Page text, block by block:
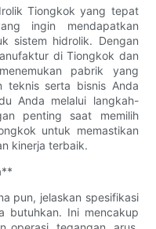
Tiongkok yang tepat
ingin mendapatkan
sistem hidrolik. Dengan
di Tiongkok dan
pabrik yang
teknis serta bisnis Anda
Anda melalui langkah-
penting saat memilih
untuk memastikan
kinerja terbaik.
pun, jelaskan spesifikasi
butuhkan. Ini mencakup